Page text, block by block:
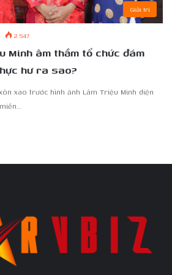
Giải trí
2.547
Minh âm thầm tổ chức đám
hư ra sao?
xao trước hình ảnh Lâm Triệu Minh diện